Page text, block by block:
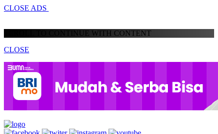
CLOSE ADS
SCROLL TO CONTINUE WITH CONTENT
CLOSE